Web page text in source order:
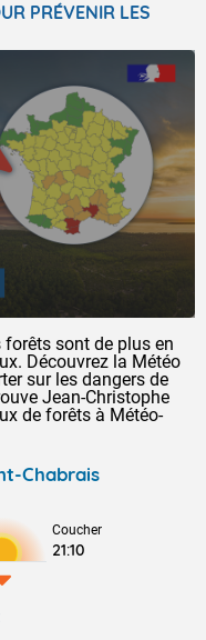
PRÉVENIR LES
sont de plus en
Découvrez la Météo
sur les dangers de
Jean-Christophe
de forêts à Météo-
Chabrais
Coucher
21:10